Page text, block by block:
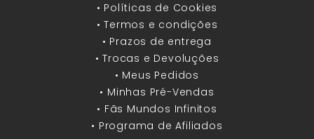
• Políticas de Cookies
• Termos e condições
• Prazos de entrega
• Trocas e Devoluções
• Meus Pedidos
• Minhas Pré-Vendas
• Fãs Mundos Infinitos
• Programa de Afiliados